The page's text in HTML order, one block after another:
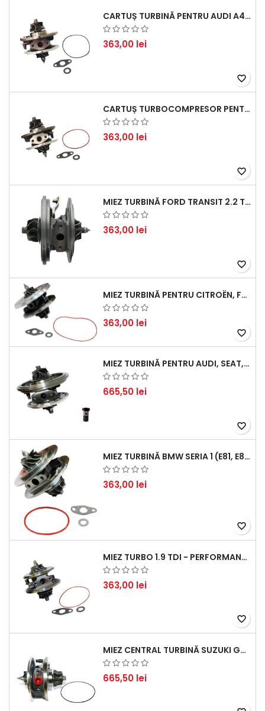
CARTUȘ TURBINĂ PENTRU AUDI A4, A6, SKODA SUPERB ȘI VW PASSAT, MOTOR DIESEL 1.9 TDI
363,00 lei
favorite_border
CARTUȘ TURBOCOMPRESOR PENTRU VW, AUDI, SEAT, SKODA - MOTOR DIESEL 2.0 TDI
363,00 lei
favorite_border
MIEZ TURBINĂ FORD TRANSIT 2.2 TDCI (2007-2016)
363,00 lei
favorite_border
MIEZ TURBINĂ PENTRU CITROËN, FORD, MAZDA, MINI, PEUGEOT ȘI VOLVO - MOTORIZĂRI 1.6 HDI ȘI 1.6 D
363,00 lei
favorite_border
MIEZ TURBINĂ PENTRU AUDI, SEAT, SKODA ȘI VOLKSWAGEN - MOTORIZĂRI 2.0 TDI 103KW 140CP
665,50 lei
favorite_border
MIEZ TURBINĂ BMW SERIA 1 (E81, E87) 120 D - CREȘTEȚI PERFORMANȚA ȘI RĂSPUNSUL MOTORULUI
363,00 lei
favorite_border
MIEZ TURBO 1.9 TDI - PERFORMANȚĂ FIABILĂ PENTRU AUDI, SEAT, SKODA ȘI VW
363,00 lei
favorite_border
MIEZ CENTRAL TURBINĂ SUZUKI GRAND ESCUDO II 1.9 DDIS TRACȚIUNE INTEGRALĂ - MOTORIZARE 1.9L, 95 KW (129 CP)
665,50 lei